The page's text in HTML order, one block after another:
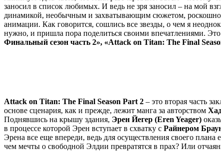
заносил в список любимых. И ведь не зря заносил – на мой
динамикой, необычным и захватывающим сюжетом,
анимации. Как говорится, сошлись все звезды, о чем я
нужно, и пришла пора поделиться своими впечатлениями.
Финальный сезон часть 2», «Attack on Titan: The Final
Attack on Titan: The Final Season Part 2 – это вторая часть
основе сценария, как и прежде, лежит манга за авторством
Поднявшись на крышу здания, Эрен Йегер (Eren Yeager)
в процессе которой Эрен вступает в схватку с Райнером
Эрена все еще впереди, ведь для осуществления своего плана
чем мечты о свободной Элдии превратятся в прах? Или